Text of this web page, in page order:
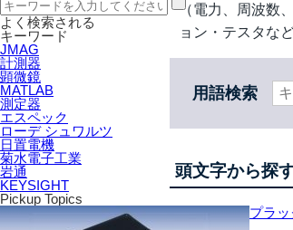
よく検索される
キーワード
JMAG
計測器
顕微鏡
MATLAB
測定器
エスペック
ローデ シュワルツ
日置電機
菊水電子工業
岩通
KEYSIGHT
Pickup Topics
プラ
（電力、周波数
ョン・テスタな
用語検索
頭文字から探
50音